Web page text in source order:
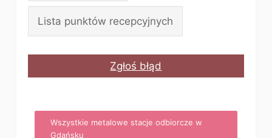
Lista punktów recepcyjnych
Zgłoś błąd
Wszystkie metalowe stacje odbiorcze w
Gdańsku